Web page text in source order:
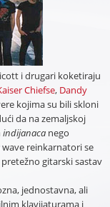
i drugari koketiraju
Chiefse, Dandy
kojima su bili skloni
da na zemaljskoj
indijanacanego
reinkarnatori se
gitarski sastav
jednostavna, ali
klavijaturama i